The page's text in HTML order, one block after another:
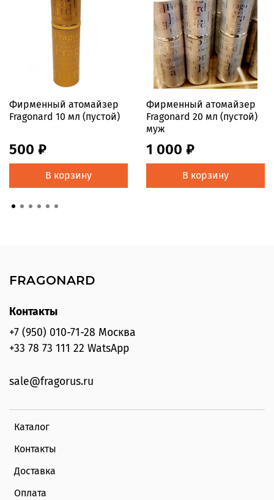
Фирменный атомайзер
Fragonard 10 мл (пустой)
500 ₽
В корзину
Фирменный атомайзер
Fragonard 20 мл (пустой)
муж
1 000 ₽
В корзину
FRAGONARD
Каталог
Контакты
Доставка
Оплата
Контакты
+7 (950) 010-71-28 Москва
+33 78 73 111 22 WatsApp
sale@fragorus.ru